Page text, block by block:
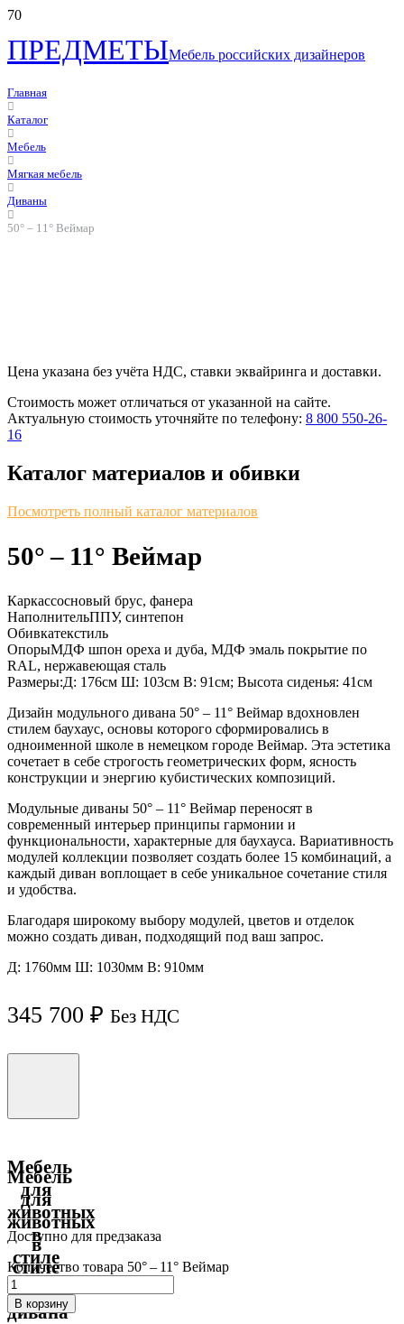
ПРЕДМЕТЫМебель российских дизайнеров
Главная
Каталог
Мебель
Мягкая мебель
Диваны
50° – 11° Веймар
Цена указана без учёта НДС, ставки эквайринга и доставки.
Стоимость может отличаться от указанной на сайте.
Актуальную стоимость уточняйте по телефону: 8 800 550-26-
16
Каталог материалов и обивки
Посмотреть полный каталог материалов
50° – 11° Веймар
Каркассосновый брус, фанера
НаполнительППУ, синтепон
Обивкатекстиль
ОпорыМДФ шпон ореха и дуба, МДФ эмаль покрытие по
RAL, нержавеющая сталь
Размеры:Д: 176см Ш: 103см В: 91см; Высота сиденья: 41см
Дизайн модульного дивана 50° – 11° Веймар вдохновлен
стилем баухаус, основы которого сформировались в
одноименной школе в немецком городе Веймар. Эта эстетика
сочетает в себе строгость геометрических форм, ясность
конструкции и энергию кубистических композиций.
Модульные диваны 50° – 11° Веймар переносят в
современный интерьер принципы гармонии и
функциональности, характерные для баухауса. Вариативность
модулей коллекции позволяет создать более 15 комбинаций, а
каждый диван воплощает в себе уникальное сочетание стиля
и удобства.
Благодаря широкому выбору модулей, цветов и отделок
можно создать диван, подходящий под ваш запрос.
Д: 1760мм Ш: 1030мм B: 910мм
345 700 ₽ Без НДС
Мебель
для
животных
в
стиле
вашего
дивана
Мебель
для
животных
в
стиле
вашего
дивана
Доступно для предзаказа
Количество товара 50° – 11° Веймар
В корзину